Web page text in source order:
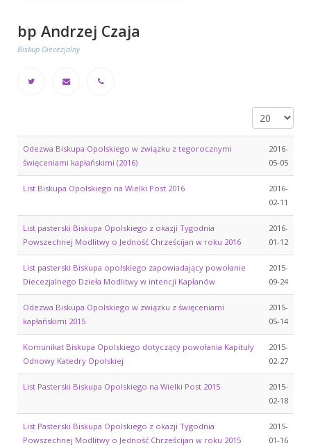
bp Andrzej Czaja
Biskup Diecezjalny
Pokaż #
Odezwa Biskupa Opolskiego w związku z tegorocznymi
święceniami kapłańskimi (2016)
2016-
05-05
List Biskupa Opolskiego na Wielki Post 2016
2016-
02-11
List pasterski Biskupa Opolskiego z okazji Tygodnia
Powszechnej Modlitwy o Jedność Chrześcijan w roku 2016
2016-
01-12
List pasterski Biskupa opolskiego zapowiadający powołanie
Diecezjalnego Dzieła Modlitwy w intencji Kapłanów
2015-
09-24
Odezwa Biskupa Opolskiego w związku z święceniami
kapłańskimi 2015
2015-
05-14
Komunikat Biskupa Opolskiego dotyczący powołania Kapituły
Odnowy Katedry Opolskiej
2015-
02-27
List Pasterski Biskupa Opolskiego na Wielki Post 2015
2015-
02-18
List Pasterski Biskupa Opolskiego z okazji Tygodnia
Powszechnej Modlitwy o Jedność Chrześcijan w roku 2015
2015-
01-16